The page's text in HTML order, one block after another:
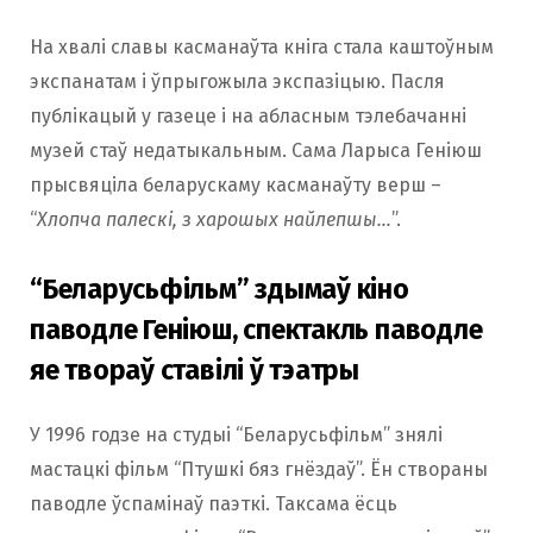
На хвалі славы касманаўта кніга стала каштоўным
экспанатам і ўпрыгожыла экспазіцыю. Пасля
публікацый у газеце і на абласным тэлебачанні
музей стаў недатыкальным. Сама Ларыса Геніюш
прысвяціла беларускаму касманаўту верш –
“Хлопча палескі, з харошых найлепшы…”.
“Беларусьфільм” здымаў кіно
паводле Геніюш, спектакль паводле
яе твораў ставілі ў тэатры
У 1996 годзе на студыі “Беларусьфільм” знялі
мастацкі фільм “Птушкі бяз гнёздаў”. Ён створаны
паводле ўспамінаў паэткі. Таксама ёсць